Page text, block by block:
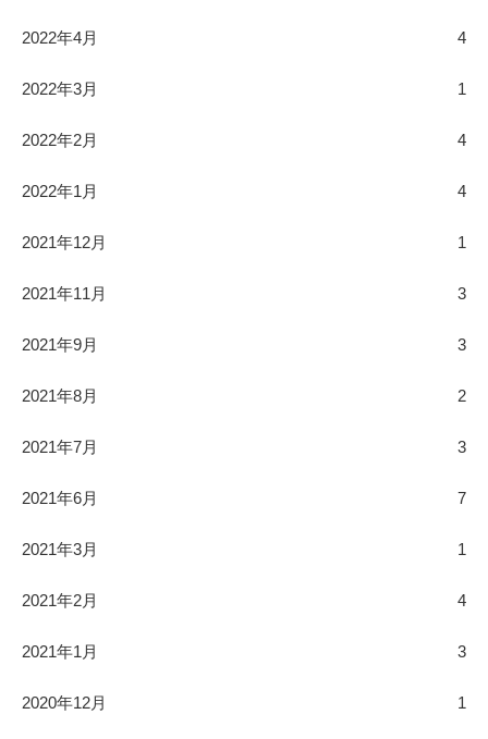
2022年4月 4
2022年3月 1
2022年2月 4
2022年1月 4
2021年12月 1
2021年11月 3
2021年9月 3
2021年8月 2
2021年7月 3
2021年6月 7
2021年3月 1
2021年2月 4
2021年1月 3
2020年12月 1